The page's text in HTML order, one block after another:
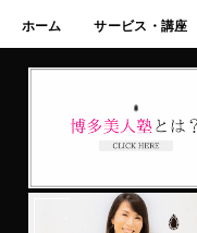
ホーム サービス・講座